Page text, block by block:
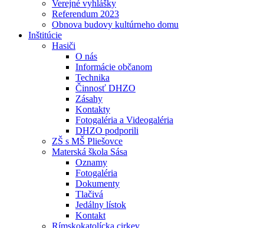
Verejné vyhlášky
Referendum 2023
Obnova budovy kultúrneho domu
Inštitúcie
Hasiči
O nás
Informácie občanom
Technika
Činnosť DHZO
Zásahy
Kontakty
Fotogaléria a Videogaléria
DHZO podporili
ZŠ s MŠ Pliešovce
Materská škola Sása
Oznamy
Fotogaléria
Dokumenty
Tlačivá
Jedálny lístok
Kontakt
Rímskokatolícka cirkev